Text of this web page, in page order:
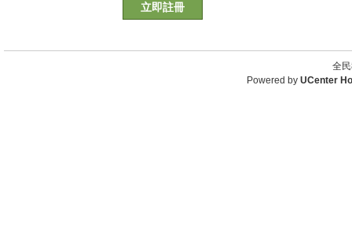
立即註冊
全
Powered by UCenter